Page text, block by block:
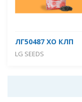
ЛГ50487 ХО КЛП
LG SEEDS